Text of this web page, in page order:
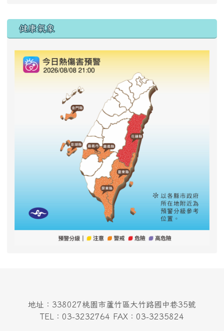
右邊區域內容
健康氣象
地址：338027桃園市蘆竹區大竹路國中巷35號
TEL：03-3232764 FAX：03-3235824